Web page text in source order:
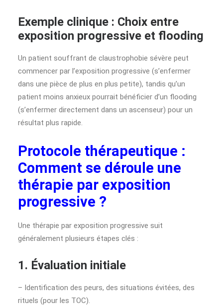
Exemple clinique : Choix entre
exposition progressive et flooding
Un patient souffrant de claustrophobie sévère peut
commencer par l’exposition progressive (s’enfermer
dans une pièce de plus en plus petite), tandis qu’un
patient moins anxieux pourrait bénéficier d’un flooding
(s’enfermer directement dans un ascenseur) pour un
résultat plus rapide.
Protocole thérapeutique :
Comment se déroule une
thérapie par exposition
progressive ?
Une thérapie par exposition progressive suit
généralement plusieurs étapes clés :
1. Évaluation initiale
– Identification des peurs, des situations évitées, des
rituels (pour les TOC).